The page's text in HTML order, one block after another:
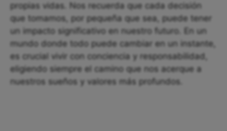
propias vidas. Nos recuerda que cada decisión
que tomamos, por pequeña que sea, puede tener
un impacto significativo en nuestro futuro. En un
mundo donde todo puede cambiar en un instante,
es crucial vivir con conciencia y responsabilidad,
eligiendo siempre el camino que nos acerque a
nuestros sueños y valores más profundos.